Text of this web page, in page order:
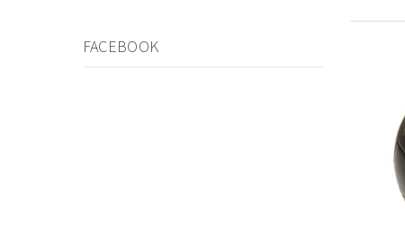
FACEBOOK